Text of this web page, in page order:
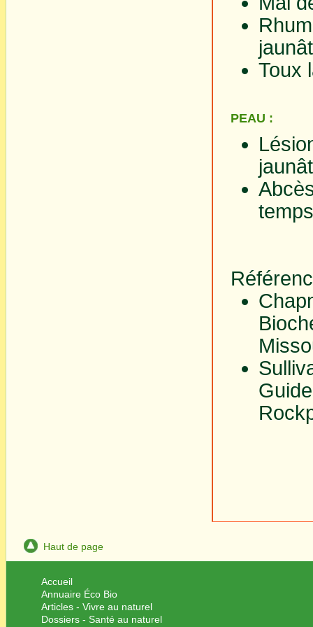
Toux
PEAU :
Haut de page
Accueil
Annuaire Éco Bio
Articles - Vivre au naturel
Dossiers - Santé au naturel